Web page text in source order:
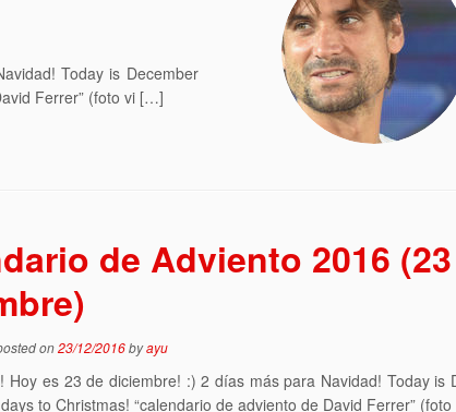
Today is December
Ferrer” (foto vi […]
de Adviento 2016 (23
on23/12/2016byayu
Hoy es 23 de diciembre! :) 2 días más para Navidad! Today is
to Christmas! “calendario de adviento de David Ferrer”